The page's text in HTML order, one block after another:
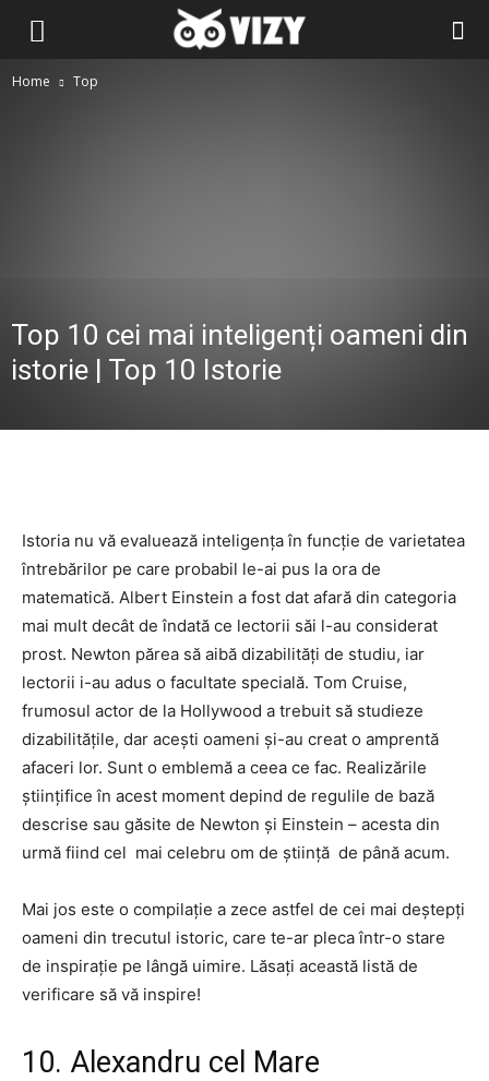
Home Top
Top 10 cei mai inteligenți oameni din
istorie | Top 10 Istorie
Istoria nu vă evaluează inteligența în funcție de varietatea
întrebărilor pe care probabil le-ai pus la ora de
matematică. Albert Einstein a fost dat afară din categoria
mai mult decât de îndată ce lectorii săi l-au considerat
prost. Newton părea să aibă dizabilități de studiu, iar
lectorii i-au adus o facultate specială. Tom Cruise,
frumosul actor de la Hollywood a trebuit să studieze
dizabilitățile, dar acești oameni și-au creat o amprentă
afaceri lor. Sunt o emblemă a ceea ce fac. Realizările
științifice în acest moment depind de regulile de bază
descrise sau găsite de Newton și Einstein – acesta din
urmă fiind cel mai celebru om de știință de până acum.
Mai jos este o compilație a zece astfel de cei mai deștepți
oameni din trecutul istoric, care te-ar pleca într-o stare
de inspirație pe lângă uimire. Lăsați această listă de
verificare să vă inspire!
10. Alexandru cel Mare